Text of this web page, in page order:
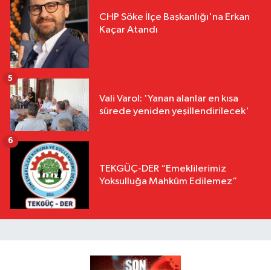
CHP Söke İlçe Başkanlığı'na Erkan
Kaçar Atandı
Vali Varol: 'Yanan alanlar en kısa
sürede yeniden yeşillendirilecek'
5
TEKGÜÇ-DER “Emeklilerimiz
Yoksulluğa Mahkûm Edilemez”
6